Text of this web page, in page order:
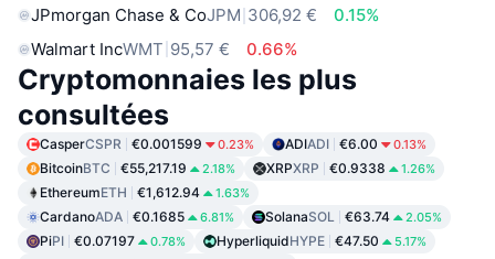
JPmorgan Chase & CoJPM 306,92 €
0.15%
Walmart IncWMT 95,57 € 0.66%
Cryptomonnaies les plus
consultées
CasperCSPR €0.001599 0.23% ADIADI €6.00 0.13%
BitcoinBTC €55,217.19 2.18% XRPXRP €0.9338 1.26%
EthereumETH €1,612.94 1.63%
CardanoADA €0.1685 6.81% SolanaSOL €63.74 2.05%
PiPI €0.07197 0.78% HyperliquidHYPE €47.50 5.17%